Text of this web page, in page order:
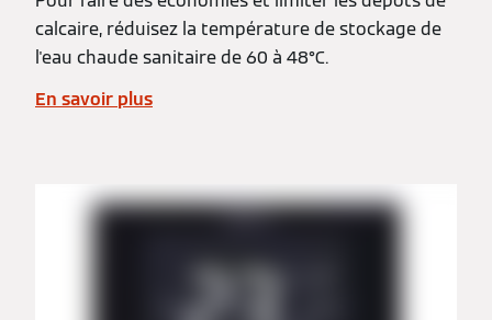
calcaire, réduisez la température de stockage de
l'eau chaude sanitaire de 60 à 48°C.
En savoir plus